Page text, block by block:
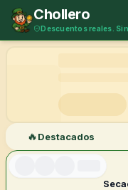
Saltar al contenido
Chollero
Descuentos reales.
🔥Destacados